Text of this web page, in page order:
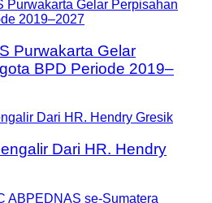
Purwakarta Gelar
BPD Periode 2019–
Dari HR. Hendry